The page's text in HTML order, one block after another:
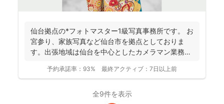
仙台拠点の*フォトマスター1級写真事務所です。 お
宮参り、家族写真など仙台市を拠点としておりま
す。出張地域は仙台を中心としたカメラマン業務を
予約承諾率： 93% 最終アクティブ： 7日以上前
全9件を表示